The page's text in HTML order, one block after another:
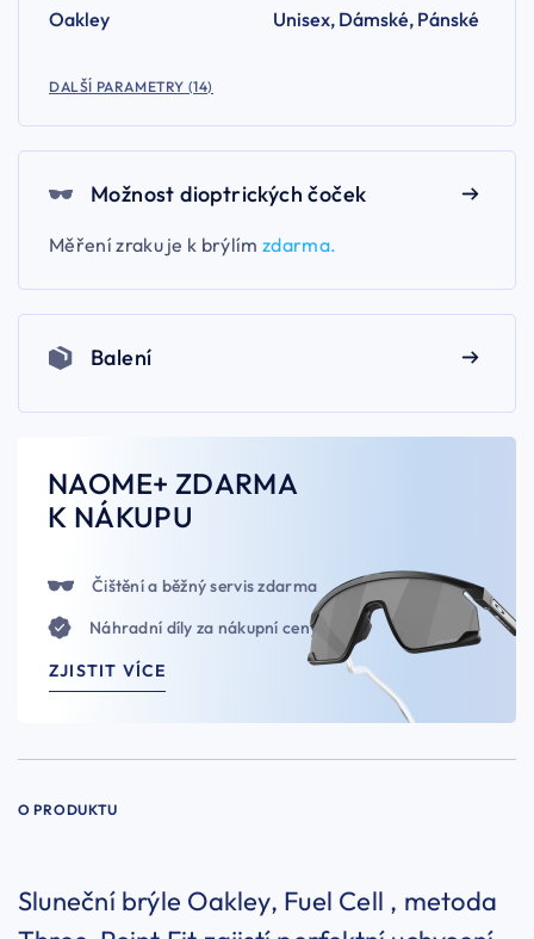
Oakley Unisex, Dámské, Pánské
DALŠÍ PARAMETRY (14)
Možnost dioptrických čoček
Měření zraku je k brýlím zdarma.
Balení
NAOME+ ZDARMA
K NÁKUPU
Čištění a běžný servis zdarma
Náhradní díly za nákupní ceny
ZJISTIT VÍCE
O PRODUKTU
Sluneční brýle Oakley, Fuel Cell , metoda